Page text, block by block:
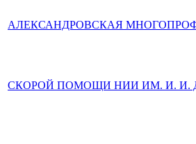
АЛЕКСАНДРОВСКАЯ
СКОРОЙ ПОМОЩИ НИИ ИМ. И. И.